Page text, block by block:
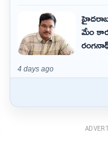
మేం
4 days ago